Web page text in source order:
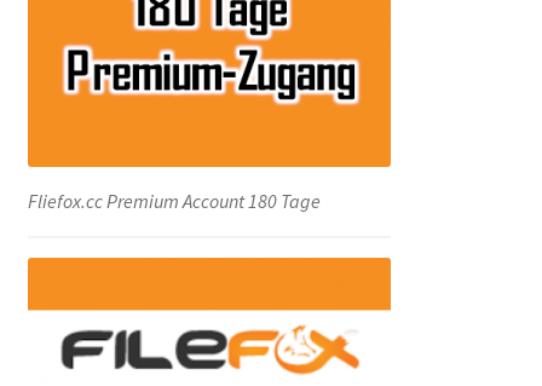
Fliefox.cc Premium Account 180 Tage